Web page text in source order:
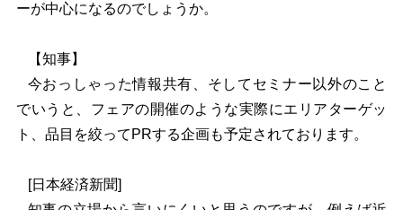
ーが中心になるのでしょうか。
【知事】
今おっしゃった情報共有、そしてセミナー以外のこと
でいうと、フェアの開催のような実際にエリアターゲッ
ト、品目を絞ってPRする企画も予定されております。
[日本経済新聞]